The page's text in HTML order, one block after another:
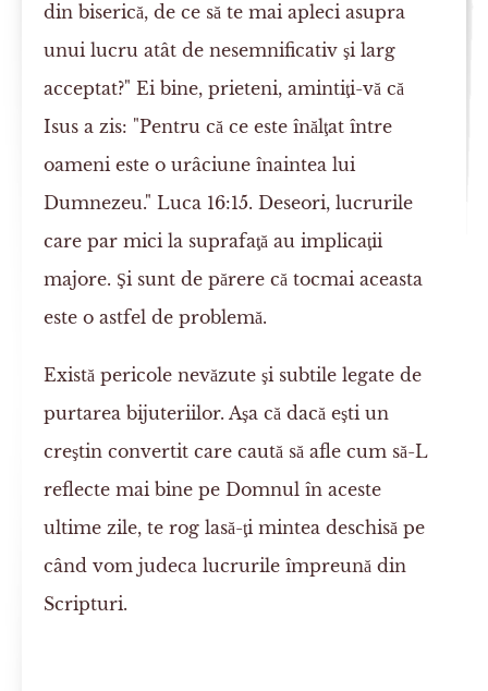
din biserică, de ce să te mai apleci asupra
unui lucru atât de nesemnificativ şi larg
acceptat?" Ei bine, prieteni, amintiţi-vă că
Isus a zis: "Pentru că ce este înălţat între
oameni este o urâciune înaintea lui
Dumnezeu." Luca 16:15. Deseori, lucrurile
care par mici la suprafaţă au implicaţii
majore. Şi sunt de părere că tocmai aceasta
este o astfel de problemă.
Există pericole nevăzute şi subtile legate de
purtarea bijuteriilor. Aşa că dacă eşti un
creştin convertit care caută să afle cum să-L
reflecte mai bine pe Domnul în aceste
ultime zile, te rog lasă-ţi mintea deschisă pe
când vom judeca lucrurile împreună din
Scripturi.